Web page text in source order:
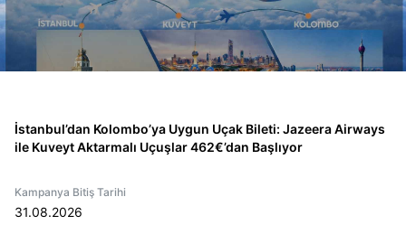
İstanbul’dan Kolombo’ya Uygun Uçak Bileti: Jazeera Airways
ile Kuveyt Aktarmalı Uçuşlar 462€’dan Başlıyor
Kampanya Bitiş Tarihi
31.08.2026